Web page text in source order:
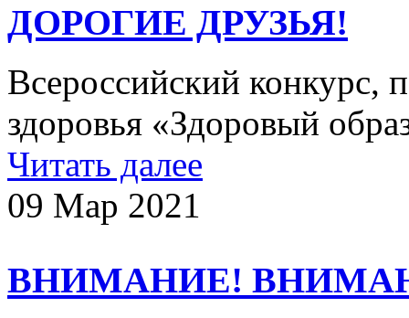
ДОРОГИЕ ДРУЗЬЯ!
Всероссийский
здоровья «Здоровый
Читать далее
09 Мар 2021
ВНИМАНИЕ!